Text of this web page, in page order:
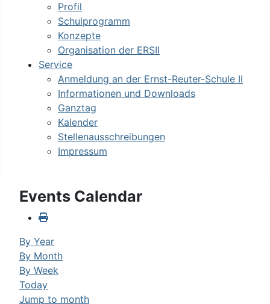
Profil
Schulprogramm
Konzepte
Organisation der ERSII
Service
Anmeldung an der Ernst-Reuter-Schule II
Informationen und Downloads
Ganztag
Kalender
Stellenausschreibungen
Impressum
Events Calendar
By Year
By Month
By Week
Today
Jump to month